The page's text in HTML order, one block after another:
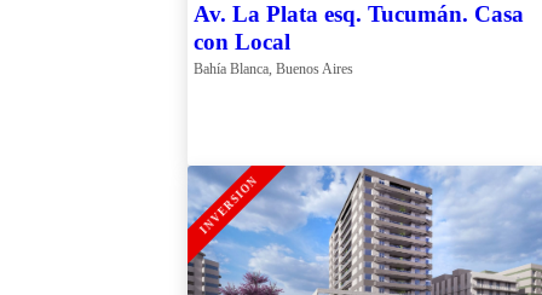
Av. La Plata esq. Tucumán. Casa
con Local
Bahía Blanca, Buenos Aires
INVERSION